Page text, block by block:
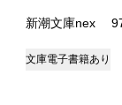
新潮文庫nex
文庫電子書籍あり